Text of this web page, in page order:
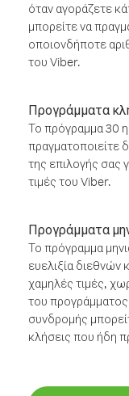
όταν αγοράζετε
μπορείτε να
οποιονδήποτε
του Viber.
Προγράμματα
Το πρόγραμμα 30
πραγματοποιείτε
της επιλογής σας
τιμές του Viber.
Προγράμματα
Το πρόγραμμα
ευελιξία διεθνών
χαμηλές τιμές,
του
συνδρομής
κλήσεις που ήδη